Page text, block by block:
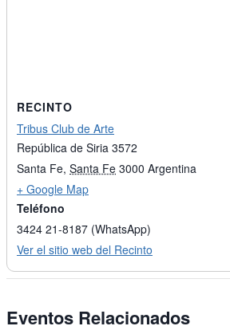
RECINTO
Tribus Club de Arte
República de Siria 3572
Santa Fe, Santa Fe 3000 Argentina
+ Google Map
Teléfono
3424 21-8187 (WhatsApp)
Ver el sitio web del Recinto
Eventos Relacionados